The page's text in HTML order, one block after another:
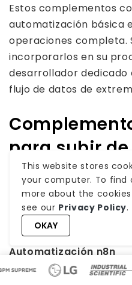
Estos complementos
automatización básica
operaciones completa.
incorporarlos en su
desarrollador
flujo de datos de
para subir
n8n
Una vez que tenga los
funcionando, es hora
Estos mini-mods
Automatización n8n
más inteligente, más
This website stores
your computer. To find
more about the
see our Privacy Policy.
OKAY